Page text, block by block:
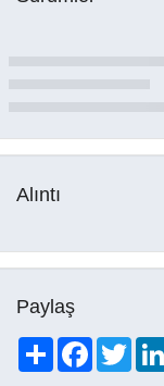
Alıntı
Paylaş
ShareFacebook